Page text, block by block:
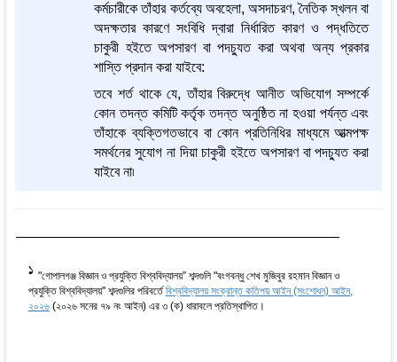
কর্মচারীকে তাঁহার কর্তব্যে অবহেলা, অসদাচরণ, নৈতিক স্খলন বা
অদক্ষতার কারণে সংবিধি দ্বারা নির্ধারিত কারণ ও পদ্ধতিতে
চাকুরী হইতে অপসারণ বা পদচ্যুত করা অথবা অন্য প্রকার
শাস্তি প্রদান করা যাইবে:
তবে শর্ত থাকে যে, তাঁহার বিরুদ্ধে আনীত অভিযোগ সম্পর্কে
কোন তদন্ত কমিটি কর্তৃক তদন্ত অনুষ্ঠিত না হওয়া পর্যন্ত এবং
তাঁহাকে ব্যক্তিগতভাবে বা কোন প্রতিনিধির মাধ্যমে আত্মপক্ষ
সমর্থনের সুযোগ না দিয়া চাকুরী হইতে অপসারণ বা পদচ্যুত করা
যাইবে না৷
1 "গোপালগঞ্জ বিজ্ঞান ও প্রযুক্তি বিশ্ববিদ্যালয়” শব্দগুলি "বংগবন্ধু শেখ মুজিবুর রহমান বিজ্ঞান ও
প্রযুক্তি বিশ্ববিদ্যালয়" শব্দগুলির পরিবর্তেবিশ্ববিদ্যালয় সংক্রান্ত কতিপয় আইন (সংশোধন) আইন,
২০২৬(২০২৬ সনের ৭৯ নং আইন) এর ৩ (ক) ধারাবলে প্রতিস্থাপিত।